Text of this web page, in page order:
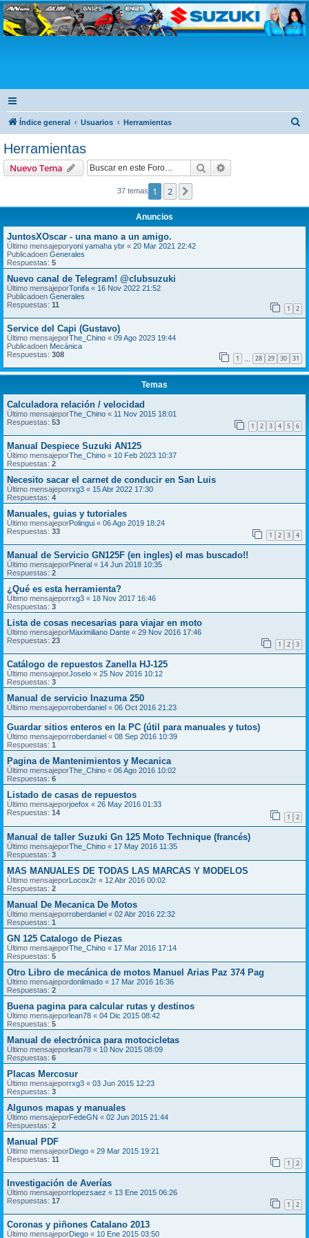
Club Suzuki
Índice general Usuarios Herramientas
Herramientas
Nuevo Tema Buscar
37 temas 1 2
Anuncios
JuntosXOscar - una mano a un amigo.
Último mensajeporyoni yamaha ybr « 20 Mar 2021 22:42
Publicadoen Generales
Respuestas: 5
Nuevo canal de Telegram! @clubsuzuki
Último mensajeporTonifa « 16 Nov 2022 21:52
Publicadoen Generales
Respuestas: 11 1 2
Service del Capi (Gustavo)
Último mensajeporThe_Chino « 09 Ago 2023 19:44
Publicadoen Mecánica
Respuestas: 308 1 … 28 29 30 31
Temas
Calculadora relación / velocidad
Último mensajeporThe_Chino « 11 Nov 2015 18:01
Respuestas: 53 1 2 3 4 5 6
Manual Despiece Suzuki AN125
Último mensajeporThe_Chino « 10 Feb 2023 10:37
Respuestas: 2
Necesito sacar el carnet de conducir en San Luis
Último mensajeporrxg3 « 15 Abr 2022 17:30
Respuestas: 4
Manuales, guias y tutoriales
Último mensajeporPolingui « 06 Ago 2019 18:24
Respuestas: 33 1 2 3 4
Manual de Servicio GN125F (en ingles) el mas buscado!!
Último mensajeporPineral « 14 Jun 2018 10:35
Respuestas: 2
¿Qué es esta herramienta?
Último mensajeporrxg3 « 18 Nov 2017 16:46
Respuestas: 3
Lista de cosas necesarias para viajar en moto
Último mensajeporMaximiliano Dante « 29 Nov 2016 17:46
Respuestas: 23 1 2 3
Catálogo de repuestos Zanella HJ-125
Último mensajeporJoselo « 25 Nov 2016 10:12
Respuestas: 3
Manual de servicio Inazuma 250
Último mensajeporroberdaniel « 06 Oct 2016 21:23
Guardar sitios enteros en la PC (útil para manuales y tutos)
Último mensajeporroberdaniel « 08 Sep 2016 10:39
Respuestas: 1
Pagina de Mantenimientos y Mecanica
Último mensajeporThe_Chino « 06 Ago 2016 10:02
Respuestas: 6
Listado de casas de repuestos
Último mensajeporjoefox « 26 May 2016 01:33
Respuestas: 14 1 2
Manual de taller Suzuki Gn 125 Moto Technique (francés)
Último mensajeporThe_Chino « 17 May 2016 11:35
Respuestas: 3
MAS MANUALES DE TODAS LAS MARCAS Y MODELOS
Último mensajeporLocox2r « 12 Abr 2016 00:02
Respuestas: 2
Manual De Mecanica De Motos
Último mensajeporroberdaniel « 02 Abr 2016 22:32
Respuestas: 1
GN 125 Catalogo de Piezas
Último mensajeporThe_Chino « 17 Mar 2016 17:14
Respuestas: 5
Otro Libro de mecánica de motos Manuel Arias Paz 374 Pag
Último mensajepordonlimado « 17 Mar 2016 16:36
Respuestas: 2
Buena pagina para calcular rutas y destinos
Último mensajeporlean78 « 04 Dic 2015 08:42
Respuestas: 5
Manual de electrónica para motocicletas
Último mensajeporlean78 « 10 Nov 2015 08:09
Respuestas: 6
Placas Mercosur
Último mensajeporrxg3 « 03 Jun 2015 12:23
Respuestas: 3
Algunos mapas y manuales
Último mensajeporFedeGN « 02 Jun 2015 21:44
Respuestas: 2
Manual PDF
Último mensajeporDiego « 29 Mar 2015 19:21
Respuestas: 11 1 2
Investigación de Averías
Último mensajeporrlopezsaez « 13 Ene 2015 06:26
Respuestas: 17 1 2
Coronas y piñones Catalano 2013
Último mensajeporDiego « 10 Ene 2015 03:50